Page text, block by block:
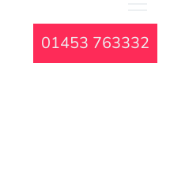
01453 763332